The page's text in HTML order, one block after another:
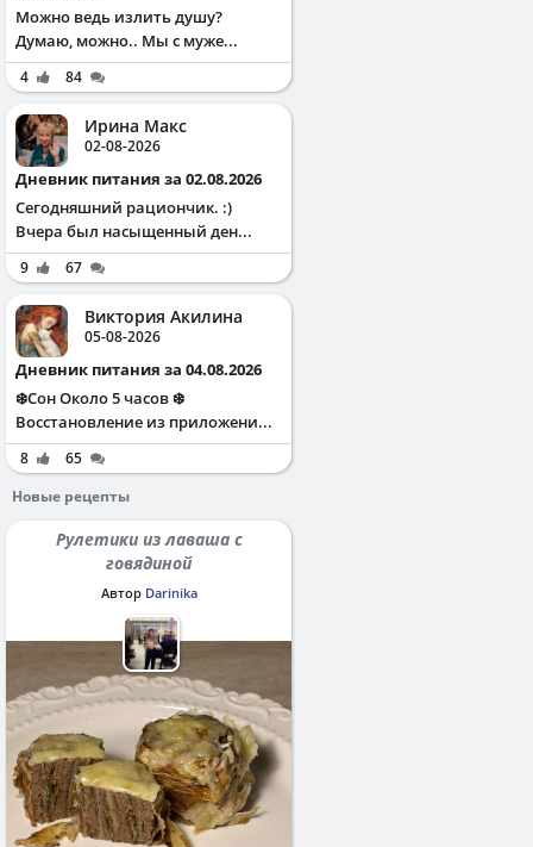
Можно ведь излить душу?
Думаю, можно.. Мы с муже...
4 84
Ирина Макс
02-08-2026
Дневник питания за 02.08.2026
Сегодняшний рациончик. :)
Вчера был насыщенный ден...
9 67
Виктория Акилина
05-08-2026
Дневник питания за 04.08.2026
❄️Сон Около 5 часов ❄️
Восстановление из приложени...
8
65
Новые рецепты
Рулетики из лаваша с
говядиной
Автор Darinika